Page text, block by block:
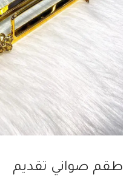
طقم صواني تقديم